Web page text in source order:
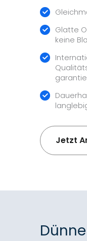
Glatte
keine
Jetzt